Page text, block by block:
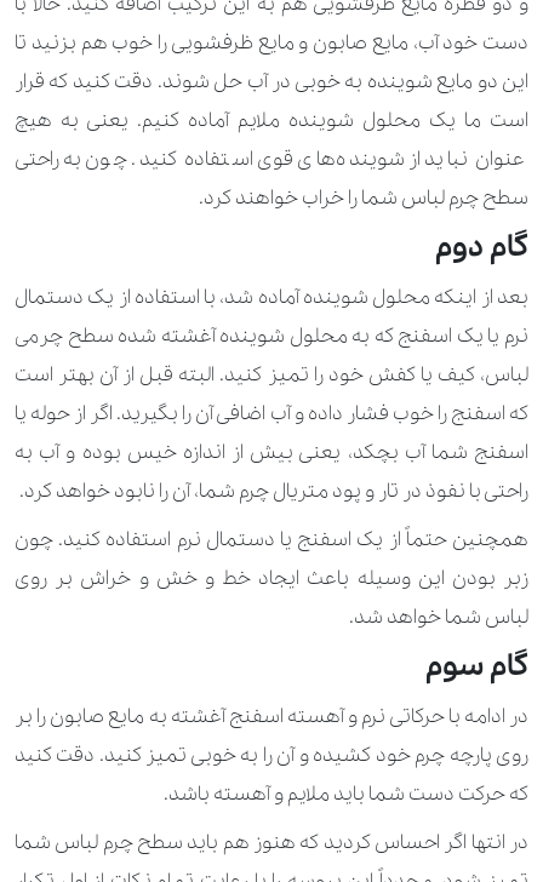
دست خود آب، مایع صابون و مایع ظرفشویی را خوب هم بزنید تا
این دو مایع شوینده به خوبی در آب حل شوند. دقت کنید که قرار
است ما یک محلول شوینده ملایم آماده کنیم. یعنی به هیچ
عنوان نباید از شوینده‌های قوی استفاده کنید. چون به راحتی
سطح چرم لباس شما را خراب خواهند کرد.
گام دوم
بعد از اینکه محلول شوینده آماده شد، با استفاده از یک دستمال
نرم یا یک اسفنج که به محلول شوینده آغشته شده سطح چرمی
لباس، کیف یا کفش خود را تمیز کنید. البته قبل از آن بهتر است
که اسفنج را خوب فشار داده و آب اضافی آن را بگیرید. اگر از حوله یا
اسفنج شما آب بچکد، یعنی بیش از اندازه خیس بوده و آب به
راحتی با نفوذ در تار و پود متریال چرم شما، آن را نابود خواهد کرد.
همچنین حتماً از یک اسفنج یا دستمال نرم استفاده کنید. چون
زبر بودن این وسیله باعث ایجاد خط و خش و خراش بر روی
لباس شما خواهد شد.
گام سوم
در ادامه با حرکاتی نرم و آهسته اسفنج آغشته به مایع صابون را بر
روی پارچه چرم خود کشیده و آن را به خوبی تمیز کنید. دقت کنید
که حرکت دست شما باید ملایم و آهسته باشد.
در انتها اگر احساس کردید که هنوز هم باید سطح چرم لباس شما